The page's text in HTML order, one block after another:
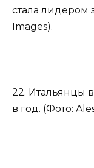
стала лидером
Images).
22. Итальянцы
в год. (Фото: